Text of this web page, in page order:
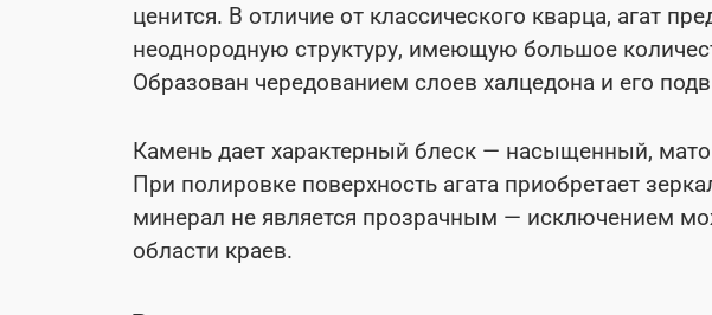
ценится. В отличие от классического кварца, агат
неоднородную структуру, имеющую большое
Образован чередованием слоев халцедона и его
Камень дает характерный блеск — насыщенный,
При полировке поверхность агата приобретает
минерал не является прозрачным — исключением
области краев.